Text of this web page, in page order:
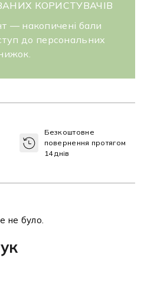
КОРИСТУВАЧІВ
— накопичені бали
до персональних
Безкоштовне
повернення протягом
14 днів
не було.